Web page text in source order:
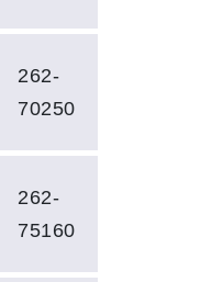
262-
70250
262-
75160